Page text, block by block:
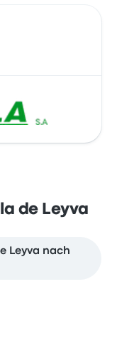
de Leyva
Leyva nach